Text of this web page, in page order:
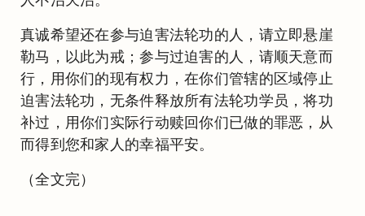
真诚希望还在参与迫害法轮功的人，请立即悬崖
勒马，以此为戒；参与过迫害的人，请顺天意而
行，用你们的现有权力，在你们管辖的区域停止
迫害法轮功，无条件释放所有法轮功学员，将功
补过，用你们实际行动赎回你们已做的罪恶，从
而得到您和家人的幸福平安。
（全文完）